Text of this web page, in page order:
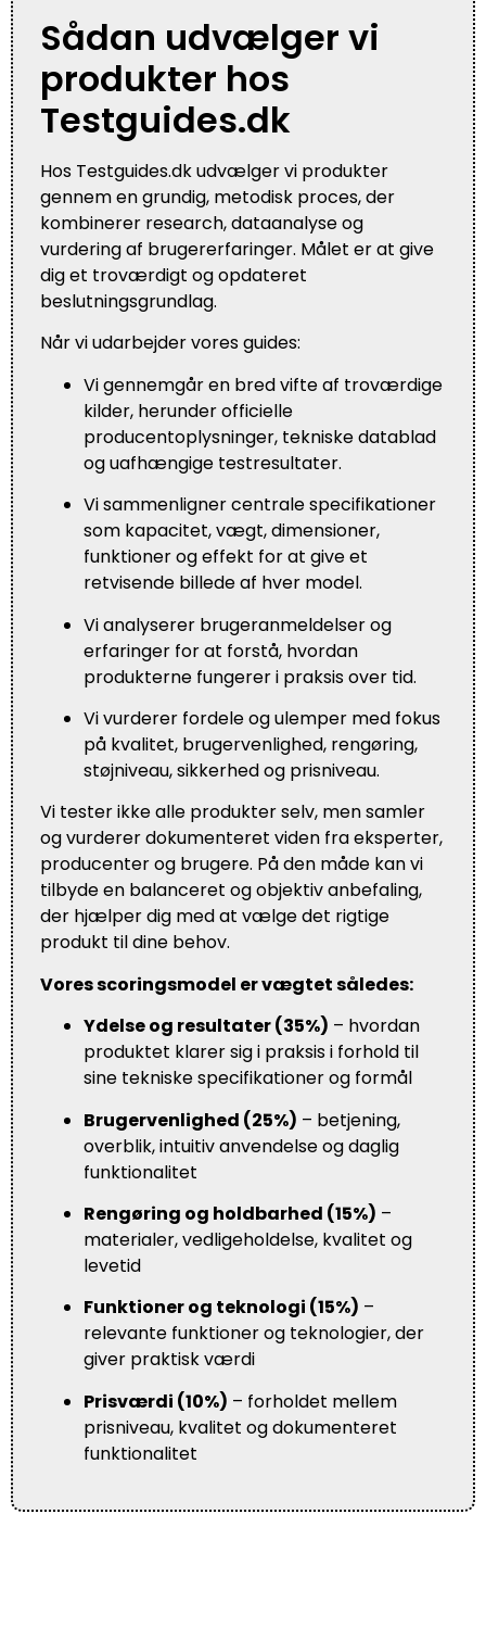
Sådan udvælger vi
produkter hos
Testguides.dk
Hos Testguides.dk udvælger vi produkter
gennem en grundig, metodisk proces, der
kombinerer research, dataanalyse og
vurdering af brugererfaringer. Målet er at give
dig et troværdigt og opdateret
beslutningsgrundlag.
Når vi udarbejder vores guides:
Vi gennemgår en bred vifte af troværdige
kilder, herunder officielle
producentoplysninger, tekniske datablad
og uafhængige testresultater.
Vi sammenligner centrale specifikationer
som kapacitet, vægt, dimensioner,
funktioner og effekt for at give et
retvisende billede af hver model.
Vi analyserer brugeranmeldelser og
erfaringer for at forstå, hvordan
produkterne fungerer i praksis over tid.
Vi vurderer fordele og ulemper med fokus
på kvalitet, brugervenlighed, rengøring,
støjniveau, sikkerhed og prisniveau.
Vi tester ikke alle produkter selv, men samler
og vurderer dokumenteret viden fra eksperter,
producenter og brugere. På den måde kan vi
tilbyde en balanceret og objektiv anbefaling,
der hjælper dig med at vælge det rigtige
produkt til dine behov.
Vores scoringsmodel er vægtet således:
Ydelse og resultater (35%) – hvordan
produktet klarer sig i praksis i forhold til
sine tekniske specifikationer og formål
Brugervenlighed (25%) – betjening,
overblik, intuitiv anvendelse og daglig
funktionalitet
Rengøring og holdbarhed (15%) –
materialer, vedligeholdelse, kvalitet og
levetid
Funktioner og teknologi (15%) –
relevante funktioner og teknologier, der
giver praktisk værdi
Prisværdi (10%) – forholdet mellem
prisniveau, kvalitet og dokumenteret
funktionalitet